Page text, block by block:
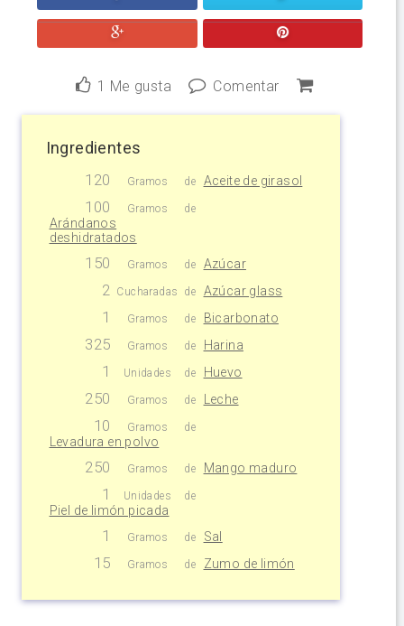
1 Me gusta Comentar
Ingredientes
120 Gramos de Aceite de girasol
100 Gramos de
Arándanos
deshidratados
150 Gramos de Azúcar
2 Cucharadas de Azúcar glass
1 Gramos de Bicarbonato
325 Gramos de Harina
1 Unidades de Huevo
250 Gramos de Leche
10 Gramos de
Levadura en polvo
250 Gramos de Mango maduro
1 Unidades de
Piel de limón picada
1 Gramos de Sal
15 Gramos de Zumo de limón